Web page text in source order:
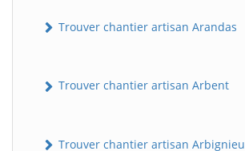
Trouver chantier artisan Arandas
Trouver chantier artisan Arbent
Trouver chantier artisan Arbignieu